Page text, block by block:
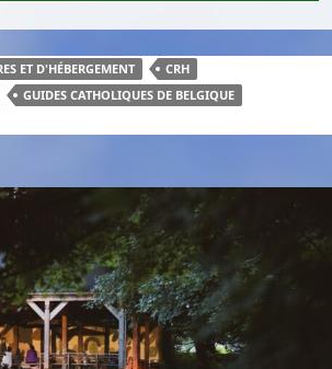
ET D'HÉBERGEMENT
CRH
GUIDES CATHOLIQUES DE BELGIQUE